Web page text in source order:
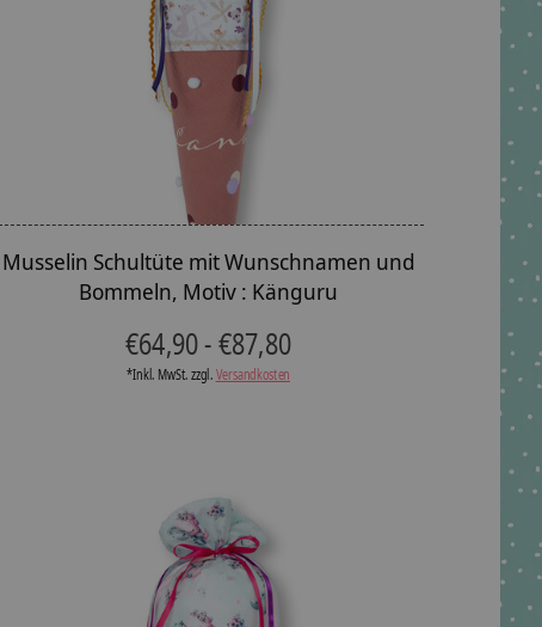
Musselin Schultüte mit Wunschnamen und
Bommeln, Motiv : Känguru
€64,90 - €87,80
*Inkl. MwSt. zzgl.Versandkosten